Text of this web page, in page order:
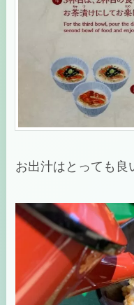
お出汁はとっても良